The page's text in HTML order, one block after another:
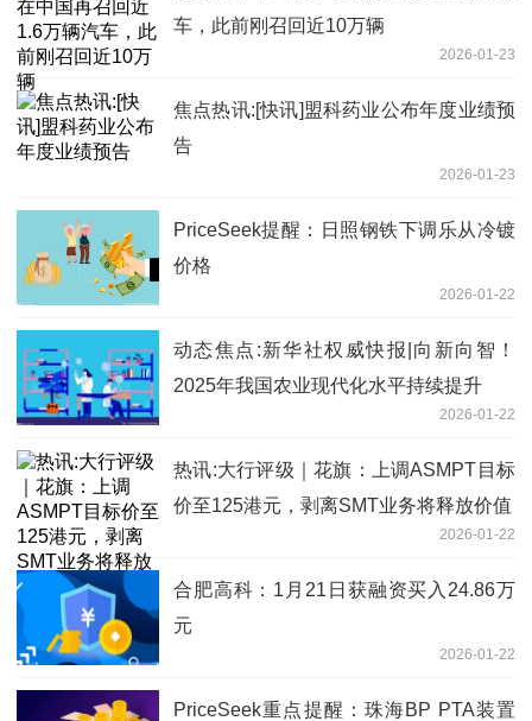
车，此前刚召回近10万辆
2026-01-23
焦点热讯:[快讯]盟科药业公布年度业绩预
告
2026-01-23
PriceSeek提醒：日照钢铁下调乐从冷镀
价格
2026-01-22
动态焦点:新华社权威快报|向新向智！
2025年我国农业现代化水平持续提升
2026-01-22
热讯:大行评级｜花旗：上调ASMPT目标
价至125港元，剥离SMT业务将释放价值
2026-01-22
合肥高科：1月21日获融资买入24.86万
元
2026-01-22
PriceSeek重点提醒：珠海BP PTA装置